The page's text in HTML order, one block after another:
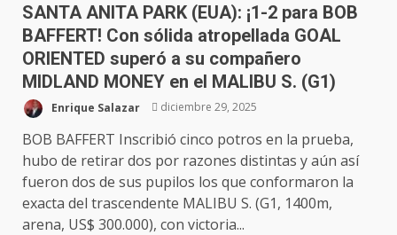
SANTA ANITA PARK (EUA): ¡1-2 para BOB
BAFFERT! Con sólida atropellada GOAL
ORIENTED superó a su compañero
MIDLAND MONEY en el MALIBU S. (G1)
Enrique Salazar diciembre 29, 2025
BOB BAFFERT Inscribió cinco potros en la prueba,
hubo de retirar dos por razones distintas y aún así
fueron dos de sus pupilos los que conformaron la
exacta del trascendente MALIBU S. (G1, 1400m,
arena, US$ 300.000), con victoria...